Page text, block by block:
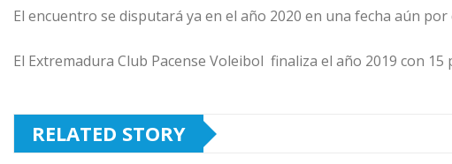
El encuentro se disputará ya en el año 2020 en una fecha aún
El Extremadura Club Pacense Voleibol finaliza el año 2019 con
RELATED STORY